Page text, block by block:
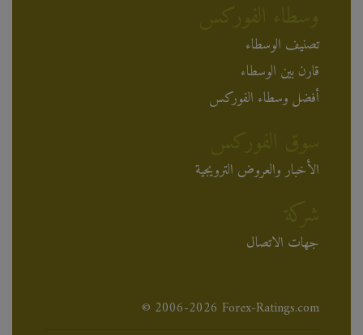
تصنيف الوسطاء
قارن بين الوسطاء
أفضل وسطاء الفوركس
الأخبار والعروض الترويجية
جهات الاتصال
© 2006-2026 Forex-Ratings.com